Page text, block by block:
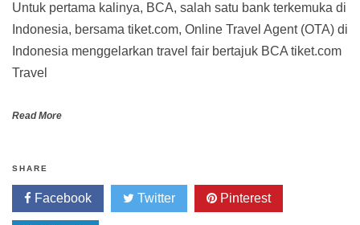
Untuk pertama kalinya, BCA, salah satu bank terkemuka di
Indonesia, bersama tiket.com, Online Travel Agent (OTA) di
Indonesia menggelarkan travel fair bertajuk BCA tiket.com
Travel
Read More
SHARE
Facebook Twitter Pinterest